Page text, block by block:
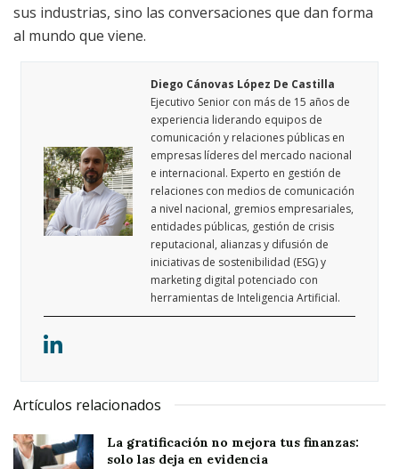
sus industrias, sino las conversaciones que dan forma
al mundo que viene.
Diego Cánovas López De Castilla
Ejecutivo Senior con más de 15 años de
experiencia liderando equipos de
comunicación y relaciones públicas en
empresas líderes del mercado nacional
e internacional. Experto en gestión de
relaciones con medios de comunicación
a nivel nacional, gremios empresariales,
entidades públicas, gestión de crisis
reputacional, alianzas y difusión de
iniciativas de sostenibilidad (ESG) y
marketing digital potenciado con
herramientas de Inteligencia Artificial.
Artículos relacionados
La gratificación no mejora tus finanzas:
solo las deja en evidencia